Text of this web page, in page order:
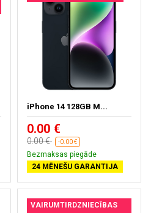
iPhone 14 128GB M...
0.00 €
0.00 € -0.00 €
Bezmaksas piegāde
24 MĒNEŠU GARANTIJA
VAIRUMTIRDZNIECĪBAS